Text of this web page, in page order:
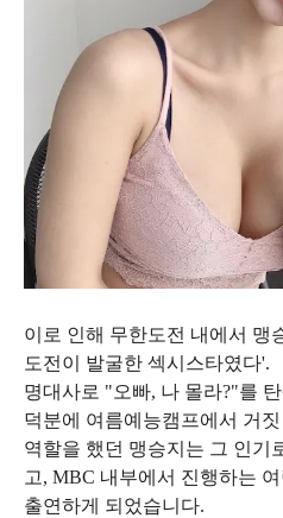
이로 인해 무한도전 내에서 맹
도전이 발굴한 섹시스타였다'.
명대사로 "오빠, 나 몰라?"를
덕분에 여름예능캠프에서 거
역할을 했던 맹승지는 그 인기
고, MBC 내부에서 진행하는
출연하게 되었습니다.